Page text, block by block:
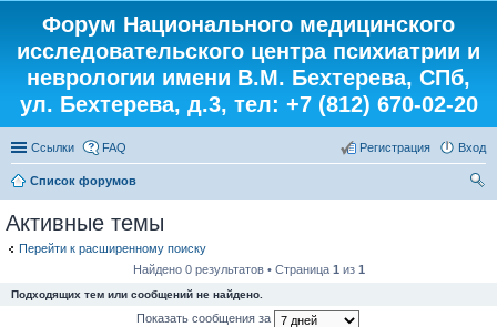
Форум Национального медицинского
исследовательского центра психиатрии и
неврологии имени В.М. Бехтерева, СПб,
ул. Бехтерева, д.3, тел: +7 (812) 670-02-20
Ссылки FAQ Вход
Регистрация
Список форумов
Активные темы
Перейти к расширенному поиску
Найдено 0 результатов • Страница 1 из 1
Подходящих тем или сообщений не найдено.
Показать сообщения за